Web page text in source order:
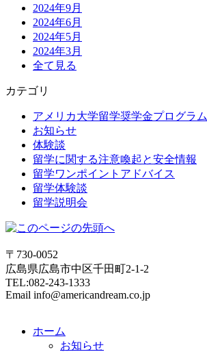
2024年9月
2024年6月
2024年5月
2024年3月
全て見る
カテゴリ
アメリカ大学留学奨学金プログラム
お知らせ
体験談
留学に関する注意喚起と安全情報
留学ワンポイントアドバイス
留学体験談
留学説明会
〒730-0052
広島県広島市中区千田町2-1-2
TEL:082-243-1333
Email info@americandream.co.jp
ホーム
お知らせ